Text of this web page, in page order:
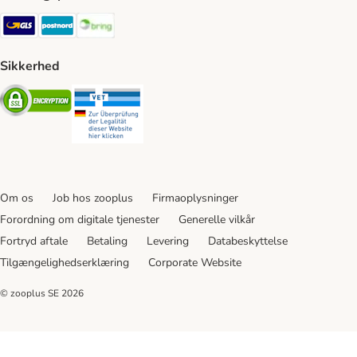
GLS Shipping Method
Postnord Shipping Method
Sikkerhed
Security
Om os Job hos zooplus
Firmaoplysninger
Forordning om digitale tjenester
Generelle vilkår
Fortryd aftale
Betaling Levering
Databeskyttelse
Tilgængelighedserklæring
Corporate Website
© zooplus SE 2026